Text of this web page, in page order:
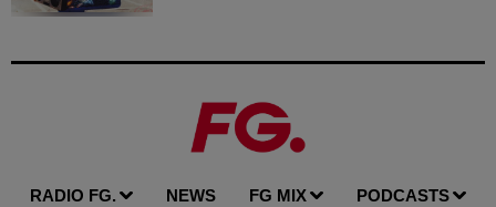
RADIO FG. NEWS FG MIX PODCASTS